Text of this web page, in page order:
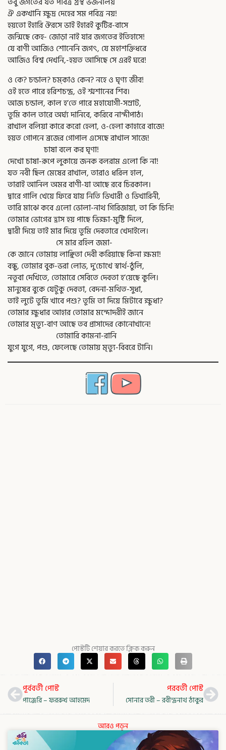
ঐ একখানি ক্ষুদ্র দেহের সম পবিত্র নয়!
হয়তো ইহারি ঔরসে ভাই ইহারই কুটির-বাসে
জন্মিছে কেহ- জোড়া নাই যার জগতের ইতিহাসে!
যে বাণী আজিও শোনেনি জগৎ, যে মহাশক্তিধরে
আজিও বিশ্ব দেখনি,-হয়ত আসিছে সে এরই ঘরে!
ও কে? চন্ডাল? চম্‌কাও কেন? নহে ও ঘৃণ্য জীব!
ওই হতে পারে হরিশচন্দ্র, ওই শ্মশানের শিব।
আজ চন্ডাল, কাল হ’তে পারে মহাযোগী-সম্রাট,
তুমি কাল তারে অর্ঘ্য দানিবে, করিবে নান্দীপাঠ।
রাখাল বলিয়া কারে করো হেলা, ও-হেলা কাহারে বাজে!
হয়ত গোপনে ব্রজের গোপাল এসেছে রাখাল সাজে!
চাষা বলে কর ঘৃণা!
দেখো চাষা-রূপে লুকায়ে জনক বলরাম এলো কি না!
যত নবী ছিল মেষের রাখাল, তারাও ধরিল হাল,
তারাই আনিল অমর বাণী-যা আছে রবে চিরকাল।
দ্বারে গালি খেয়ে ফিরে যায় নিতি ভিখারী ও ভিখারিনী,
তারি মাঝে কবে এলো ভোলা-নাথ গিরিজায়া, তা কি চিনি!
তোমার ভোগের হ্রাস হয় পাছে ভিক্ষা-মুষ্টি দিলে,
দ্বারী দিয়ে তাই মার দিয়ে তুমি দেবতারে খেদাইলে।
সে মার রহিল জমা-
কে জানে তোমায় লাঞ্ছিতা দেবী করিয়াছে কিনা ক্ষমা!
বন্ধু, তোমার বুক-ভরা লোভ, দু’চোখে স্বার্থ-ঠুলি,
নতুবা দেখিতে, তোমারে সেবিতে দেবতা হ’য়েছে কুলি।
মানুষের বুকে যেটুকু দেবতা, বেদনা-মথিত-সুধা,
তাই লুটে তুমি খাবে পশু? তুমি তা দিয়ে মিটাবে ক্ষুধা?
তোমার ক্ষুধার আহার তোমার মন্দোদরীই জানে
তোমার মৃত্যু-বাণ আছে তব প্রাসাদের কোনোখানে!
তোমারি কামনা-রানি
যুগে যুগে, পশু, ফেলেছে তোমায় মৃত্যু-বিবরে টানি।
পোস্টটি শেয়ার করতে ক্লিক করুন
Prevপূর্ববর্তী পোস্ট
পাঞ্জেরি – ফররুখ আহমেদ
পরবর্তী পোস্ট
সোনার তরী – রবীন্দ্রনাথ ঠাকুর
আরও পড়ুন